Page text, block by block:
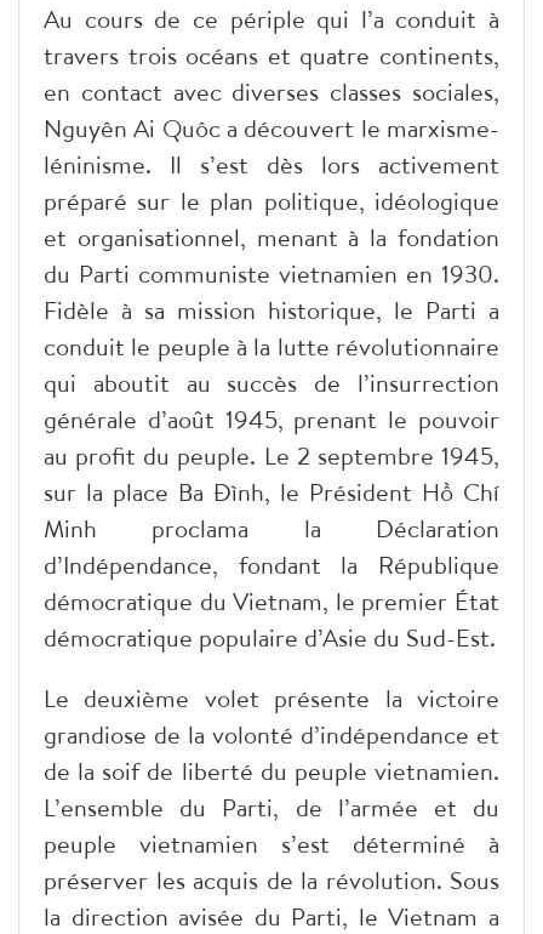
Au cours de ce périple qui l’a conduit à
travers trois océans et quatre continents,
en contact avec diverses classes sociales,
Nguyên Ai Quôc a découvert le marxisme-
léninisme. Il s’est dès lors activement
préparé sur le plan politique, idéologique
et organisationnel, menant à la fondation
du Parti communiste vietnamien en 1930.
Fidèle à sa mission historique, le Parti a
conduit le peuple à la lutte révolutionnaire
qui aboutit au succès de l’insurrection
générale d’août 1945, prenant le pouvoir
au profit du peuple. Le 2 septembre 1945,
sur la place Ba Đình, le Président Hồ Chí
Minh proclama la Déclaration
d’Indépendance, fondant la République
démocratique du Vietnam, le premier État
démocratique populaire d’Asie du Sud-Est.
Le deuxième volet présente la victoire
grandiose de la volonté d’indépendance et
de la soif de liberté du peuple vietnamien.
L’ensemble du Parti, de l’armée et du
peuple vietnamien s’est déterminé à
préserver les acquis de la révolution. Sous
la direction avisée du Parti, le Vietnam a